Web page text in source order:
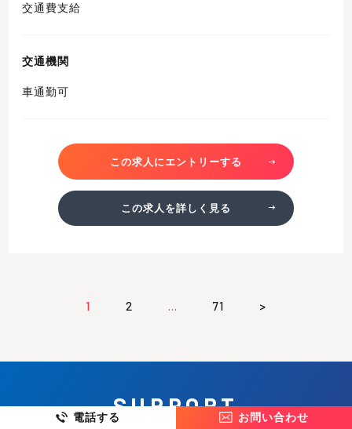
交通費支給
交通機関
車通勤可
この求人にエントリーする
この求人を詳しく見る
1 2 … 71 >
SUPPORT
電話する お問い合わせ